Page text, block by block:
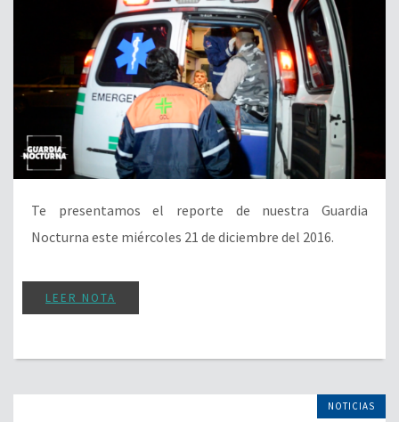
Te presentamos el reporte de nuestra Guardia
Nocturna este miércoles 21 de diciembre del 2016.
LEER NOTA
NOTICIAS